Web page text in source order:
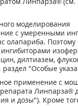
моделирования
с умеренными
олапариба. Поэтому
дилтиазем,
"Особые
применение с
Линпарза®
и дозы"). Кроме